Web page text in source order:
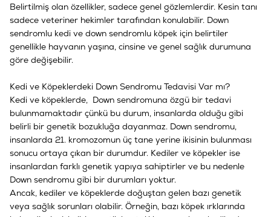
Belirtilmiş olan özellikler, sadece genel gözlemlerdir. Kesin tanı
sadece veteriner hekimler tarafından konulabilir. Down
sendromlu kedi ve down sendromlu köpek için belirtiler
genellikle hayvanın yaşına, cinsine ve genel sağlık durumuna
göre değişebilir.
Kedi ve Köpeklerdeki Down Sendromu Tedavisi Var mı?
Kedi ve köpeklerde, Down sendromuna özgü bir tedavi
bulunmamaktadır çünkü bu durum, insanlarda olduğu gibi
belirli bir genetik bozukluğa dayanmaz. Down sendromu,
insanlarda 21. kromozomun üç tane yerine ikisinin bulunması
sonucu ortaya çıkan bir durumdur. Kediler ve köpekler ise
insanlardan farklı genetik yapıya sahiptirler ve bu nedenle
Down sendromu gibi bir durumları yoktur.
Ancak, kediler ve köpeklerde doğuştan gelen bazı genetik
veya sağlık sorunları olabilir. Örneğin, bazı köpek ırklarında